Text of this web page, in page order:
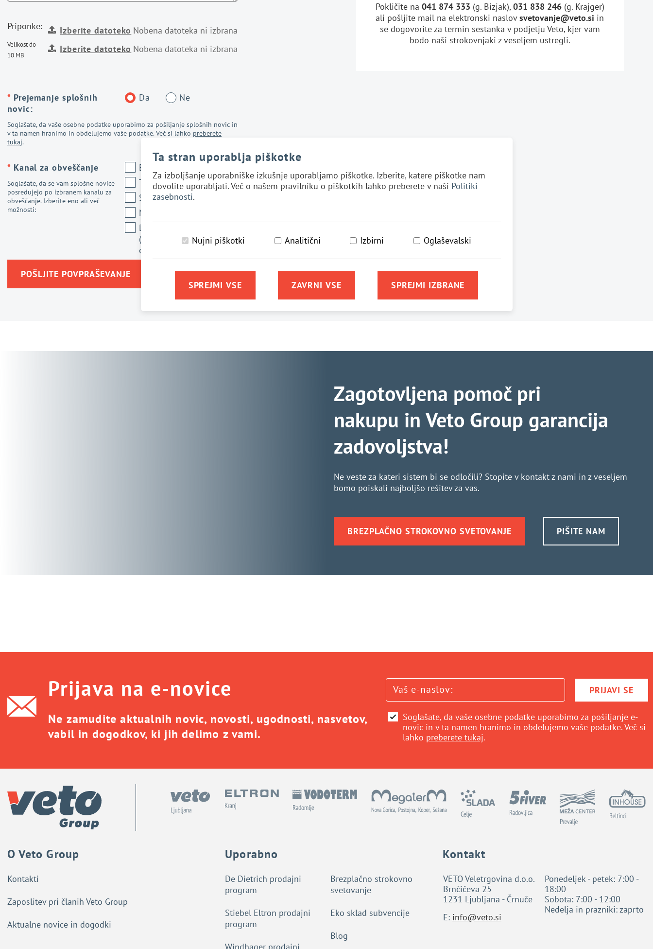
Ta stran uporablja piškotke
Za izboljšanje uporabniške izkušnje uporabljamo piškotke. Izberite, katere piškotke nam
dovolite uporabljati. Več o našem pravilniku o piškotkih lahko preberete v naši Politiki
zasebnosti.
Nujni piškotki Analitični Izbirni Oglaševalski
SPREJMI VSE ZAVRNI VSE SPREJMI IZBRANE
Priponke:
Velikost do
10 MB
Izberite datoteko Nobena datoteka ni izbrana
Izberite datoteko Nobena datoteka ni izbrana
* Prejemanje splošnih
novic:
Da Ne
Soglašate, da vaše osebne podatke uporabimo za pošiljanje splošnih novic in
v ta namen hranimo in obdelujemo vaše podatke. Več si lahko preberete
tukaj.
* Kanal za obveščanje
Soglašate, da se vam splošne novice
posredujejo po izbranem kanalu za
obveščanje. Izberite eno ali več
možnosti:
Elektronska pošta
Telefon
SMS/MMS sporočila
Navadna pošta
Digitalno okolje
(splet, družbena
omrežja, ...)
POŠLJITE POVPRAŠEVANJE
Pokličite na 041 874 333 (g. Bizjak), 031 838 246(g. Krajger)
ali pošljite mail na elektronski naslovsvetovanje@veto.si in
se dogovorite za termin sestanka v podjetju Veto, kjer vam
bodo naši strokovnjaki z veseljem ustregli.
Zagotovljena pomoč pri
nakupu in Veto Group garancija
zadovoljstva!
Ne veste za kateri sistem bi se odločili? Stopite v kontakt z nami in z veseljem
bomo poiskali najboljšo rešitev za vas.
BREZPLAČNO STROKOVNO SVETOVANJE PIŠITE NAM
Prijava na e-novice
Ne zamudite aktualnih novic, novosti, ugodnosti, nasvetov,
vabil in dogodkov, ki jih delimo z vami.
PRIJAVI SE
Soglašate, da vaše osebne podatke uporabimo za pošiljanje e-
novic in v ta namen hranimo in obdelujemo vaše podatke. Več si
lahko preberete tukaj.
O Veto Group
Kontakti
Zaposlitev pri članih Veto Group
Aktualne novice in dogodki
Uporabno
De Dietrich prodajni
program
Stiebel Eltron prodajni
program
Brezplačno strokovno
svetovanje
Eko sklad subvencije
Blog
Kontakt
VETO Veletrgovina d.o.o.
Brnčičeva 25
1231 Ljubljana - Črnuče
E: info@veto.si
Ponedeljek - petek: 7:00 -
18:00
Sobota: 7:00 - 12:00
Nedelja in prazniki: zaprto